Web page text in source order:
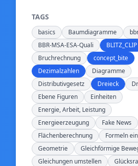
TAGS
basics Baumdiagramme
BBR-MSA-ESA-Quali
BLITZ_CLIP
Bruchrechnung
concept_bite
Dezimalzahlen
Diagramme
Distributivgesetz
Dreieck
Ebene Figuren
Einheiten
Energie, Arbeit, Leistung
Energieerzeugung
Fake News
Flächenberechnung
Formeln
Geometrie
Gleichförmige
Gleichungen umstellen